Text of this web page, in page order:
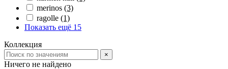
merinos (3)
ragolle (1)
Показать ещё 15
Коллекция
×
Ничего не найдено